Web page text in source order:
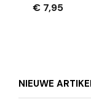
€ 7,95
NIEUWE